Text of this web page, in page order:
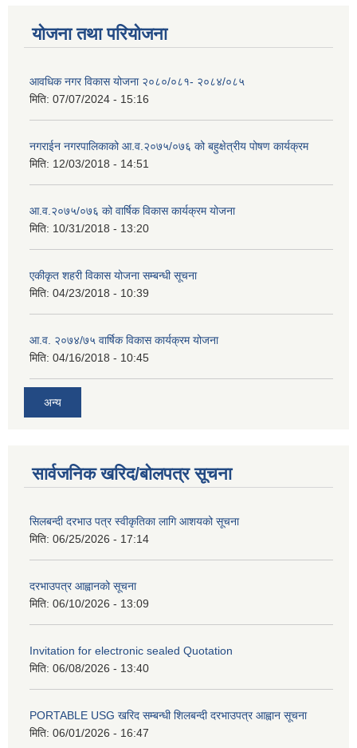
योजना तथा परियोजना
आवधिक नगर विकास योजना २०८०/०८१- २०८४/०८५
मिति: 07/07/2024 - 15:16
नगराईन नगरपालिकाको आ.व.२०७५/०७६ को बहुक्षेत्रीय पोषण कार्यक्रम
मिति: 12/03/2018 - 14:51
आ.व.२०७५/०७६ को वार्षिक विकास कार्यक्रम योजना
मिति: 10/31/2018 - 13:20
एकीकृत शहरी विकास योजना सम्बन्धी सूचना
मिति: 04/23/2018 - 10:39
आ.व. २०७४/७५ वार्षिक विकास कार्यक्रम योजना
मिति: 04/16/2018 - 10:45
अन्य
सार्वजनिक खरिद/बोलपत्र सूचना
सिलबन्दी दरभाउ पत्र स्वीकृतिका लागि आशयको सूचना
मिति: 06/25/2026 - 17:14
दरभाउपत्र आह्वानको सूचना
मिति: 06/10/2026 - 13:09
Invitation for electronic sealed Quotation
मिति: 06/08/2026 - 13:40
PORTABLE USG खरिद सम्बन्धी शिलबन्दी दरभाउपत्र आह्वान सूचना
मिति: 06/01/2026 - 16:47